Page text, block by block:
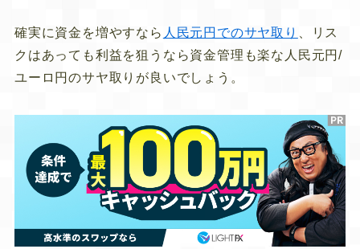
確実に資金を増やすなら 人民元円でのサヤ取り
、リス
クはあっても利益を狙うなら資金管理も楽な人民元円/
ユーロ円のサヤ取りが良いでしょう。